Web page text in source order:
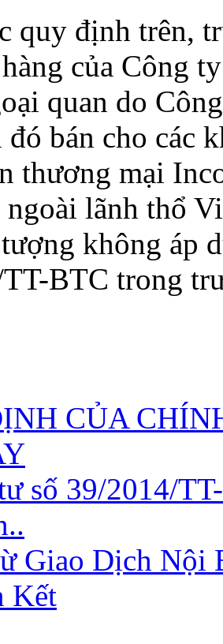
quy định trên,
của Công
quan do
đó bán cho các
thương mại
lãnh thổ
không áp
BTC trong
CỦA
số 39/2014/
Giao Dịch Nội
Kết